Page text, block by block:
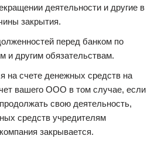
деятельности и другие в
закрытия.
перед банком по
и другим обязательствам.
на счете денежных средств на
вашего ООО в том случае, если
свою деятельность,
средств учредителям
закрывается.